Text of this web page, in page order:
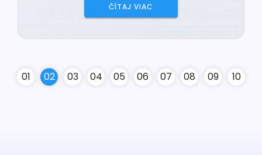
ČÍTAJ VIAC
01 02 03 04 05 06 07 08 09 10